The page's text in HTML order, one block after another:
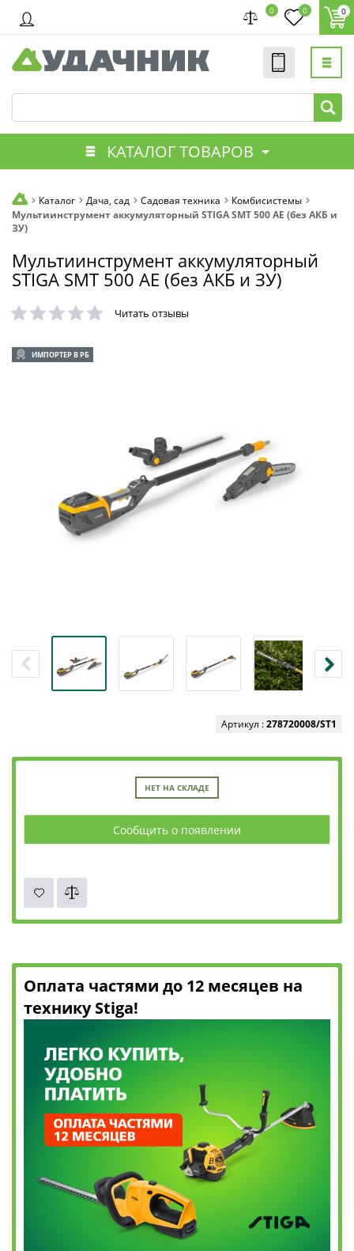
0 0 0
КАТАЛОГ ТОВАРОВ
Каталог Дача, сад Садовая техника
Комбисистемы
Мультиинструмент аккумуляторный STIGA SMT 500 AE (без АКБ и
ЗУ)
Мультиинструмент аккумуляторный
STIGA SMT 500 AE (без АКБ и ЗУ)
Читать отзывы
ИМПОРТЕР В РБ
Артикул :278720008/ST1
НЕТ НА СКЛАДЕ
Сообщить о появлении
Оплата частями до 12 месяцев на
технику Stiga!